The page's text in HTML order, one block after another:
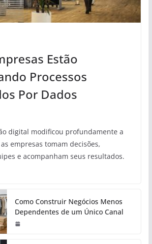
Estão
Processos
Por Dados
digital modificou profundamente a
empresas tomam decisões,
e acompanham seus resultados.
Como Construir Negócios Menos
Dependentes de um Único Canal